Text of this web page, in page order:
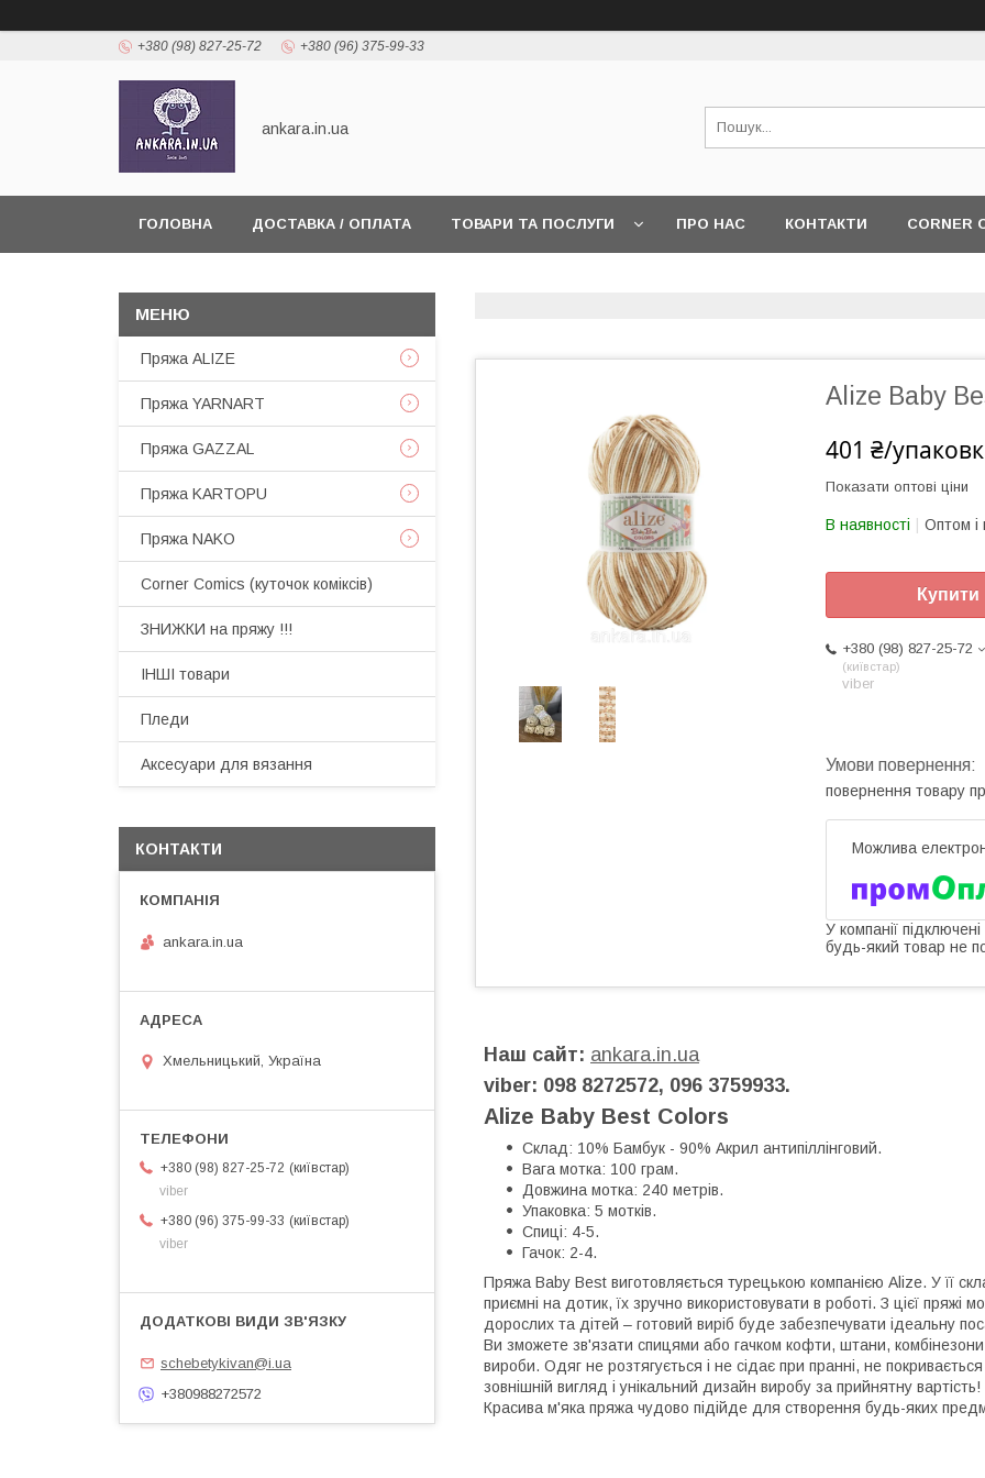
+380 (98) 827-25-72 +380 (96) 375-99-33
ankara.in.ua
ГОЛОВНА ДОСТАВКА / ОПЛАТА ТОВАРИ ТА ПОСЛУГИ ПРО НАС КОНТАКТИ CORNER
Alize Baby
401 ₴/
Показати оптові ціни
В наявності Оптом і
Купити
+380 (98) 827-25-72
київстар
viber
повернення товару
У компанії
будь-який товар не
Наш сайт: ankara.in.ua
viber: 098 8272572, 096 3759933.
Alize Baby Best Colors
Склад: 10% Бамбук - 90% Акрил антипіллінговий.
Вага мотка: 100 грам.
Довжина мотка: 240 метрів.
Упаковка: 5 мотків.
Спиці: 4-5.
Гачок: 2-4.
Пряжа Baby Best виготовляється турецькою компанією Alize. У її
приємні на дотик, їх зручно використовувати в роботі. З цієї
дорослих та дітей – готовий виріб буде забезпечувати ідеальну
Ви зможете зв'язати спицями або гачком кофти, штани,
вироби. Одяг не розтягується і не сідає при пранні, не
зовнішній вигляд і унікальний дизайн виробу за прийнятну вартість!
Красива м'яка пряжа чудово підійде для створення будь-яких
Пряжа ALIZE
Пряжа YARNART
Пряжа GAZZAL
Пряжа KARTOPU
Пряжа NAKO
Corner Comics (куточок коміксів)
ЗНИЖКИ на пряжу !!!
ІНШІ товари
Пледи
Аксесуари для вязання
КОНТАКТИ
ankara.in.ua
Хмельницький, Україна
+380 (98) 827-25-72
київстар
viber
+380 (96) 375-99-33
київстар
viber
schebetykivan@i.ua
+380988272572